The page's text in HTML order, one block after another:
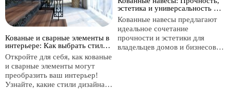
Кованые и сварные элементы в
интерьере: Как выбрать стиль и
комбинировать материалы?
Откройте для себя, как кованые
и сварные элементы могут
преобразить ваш интерьер!
Узнайте, какие стили дизайна
эстетика и универсальность для
вашего дома
Кованные навесы предлагают
идеальное сочетание
прочности и эстетики для
владельцев домов и бизнесов.